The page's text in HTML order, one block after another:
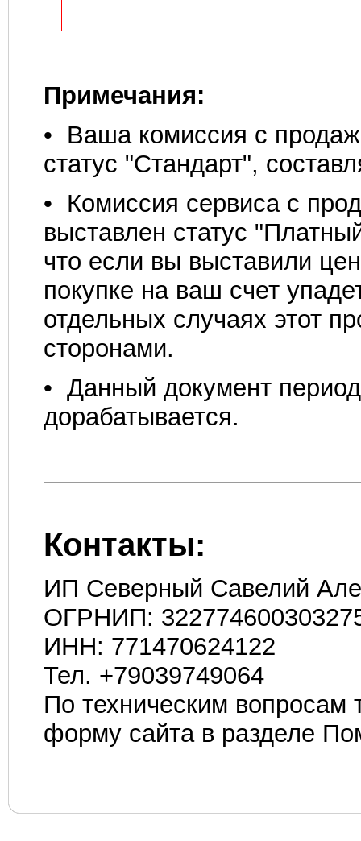
Примечания:
• Ваша комиссия с
статус "Стандарт",
• Комиссия сервиса с
выставлен статус
что если вы выставили
покупке на ваш счет
отдельных случаях этот
сторонами.
• Данный документ
дорабатывается.
Контакты:
ИП Северный Савелий
ОГРНИП:
ИНН: 771470624122
Тел. +79039749064
По техническим вопросам
форму сайта в разделе